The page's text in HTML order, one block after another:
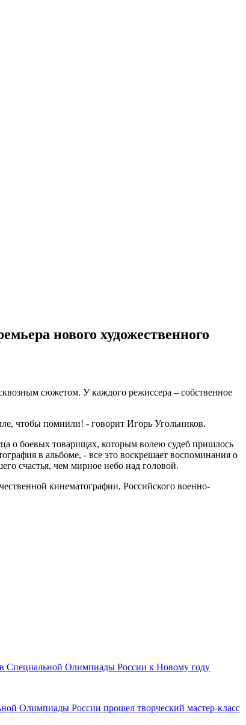
нового художественного
сюжетом. У каждого режиссера – собственное
чтобы помнили! - говорит Игорь Угольников.
о боевых товарищах, которым волею судеб пришлось
в альбоме, - все это воскрешает воспоминания о
счастья, чем мирное небо над головой.
кинематографии, Российского военно-
Специальной Олимпиады России к Новому году
Олимпиады России прошел творческий мастер-класс